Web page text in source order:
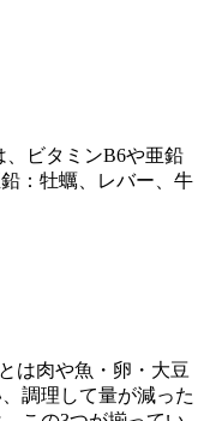
ビタミンB6や亜鉛
：牡蠣、レバー、牛
は肉や魚・卵・大豆
調理して量が減った